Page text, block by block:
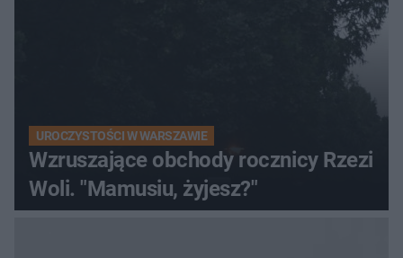
UROCZYSTOŚCI W WARSZAWIE
Wzruszające obchody rocznicy Rzezi
Woli. "Mamusiu, żyjesz?"